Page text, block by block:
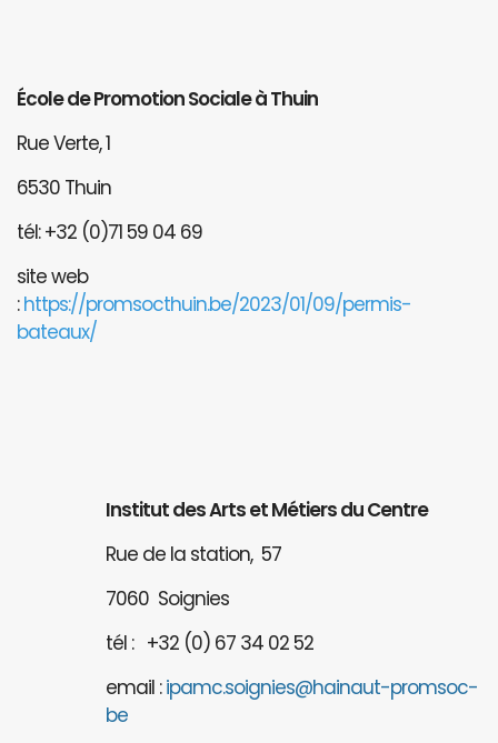
École de Promotion Sociale à Thuin
Rue Verte, 1
6530 Thuin
tél: +32 (0)71 59 04 69
site web
:https://promsocthuin.be/2023/01/09/permis-
bateaux/
Institut des Arts et Métiers du Centre
Rue de la station, 57
7060 Soignies
tél : +32 (0) 67 34 02 52
email :ipamc.soignies@hainaut-promsoc-
be